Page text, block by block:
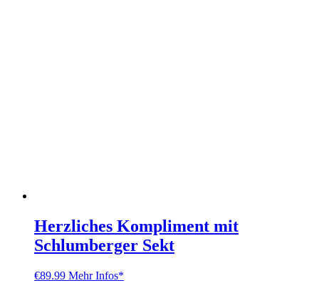
Herzliches Kompliment mit
Schlumberger Sekt
€89.99 Mehr Infos*